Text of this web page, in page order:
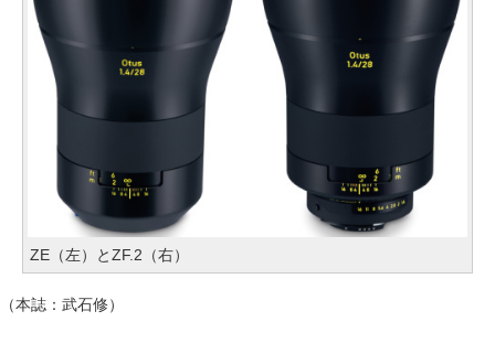
ZE（左）とZF.2（右）
（本誌：武石修）